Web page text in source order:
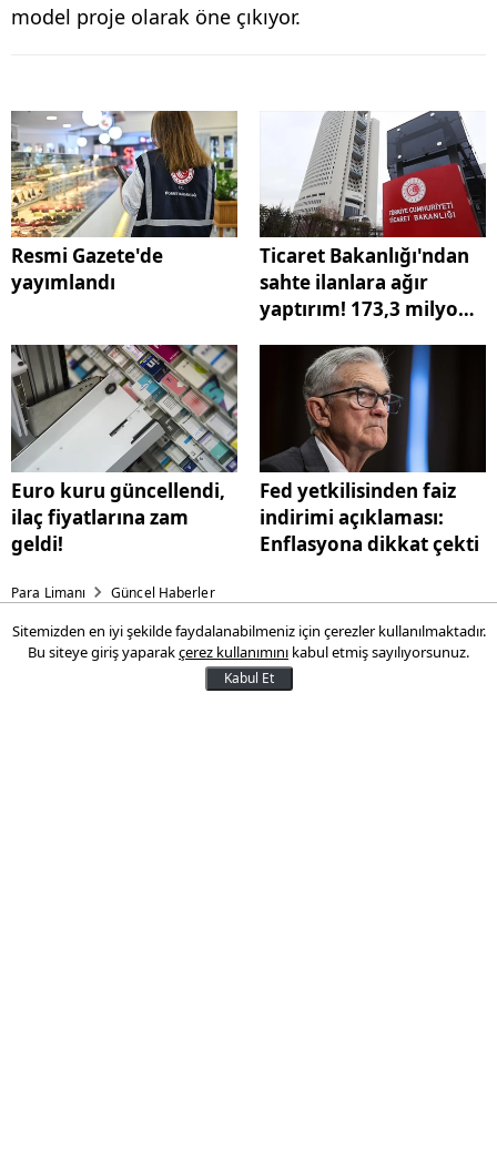
model proje olarak öne çıkıyor.
Resmi Gazete'de
yayımlandı
Ticaret Bakanlığı'ndan
sahte ilanlara ağır
yaptırım! 173,3 milyon
Euro kuru güncellendi,
ilaç fiyatlarına zam
geldi!
Fed yetkilisinden faiz
indirimi açıklaması:
Enflasyona dikkat çekti
Para Limanı Güncel Haberler
Resmi Gazete'de yayımlandı
Perakende ticaretine ilişkin denetimlerde
Sitemizden en iyi şekilde faydalanabilmeniz için çerezler kullanılmaktadır.
Bu siteye giriş yaparakçerez kullanımını kabul etmiş sayılıyorsunuz.
Kabul Et